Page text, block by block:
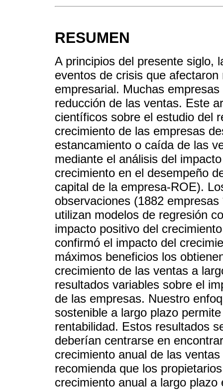
RESUMEN
A principios del presente siglo,
eventos de crisis que
empresarial. Muchas
reducción de las ventas. Este
científicos sobre el estudio del
crecimiento de las empresas
estancamiento o caída de las
mediante el análisis del
crecimiento en el desempeño
capital de la empresa-ROE).
observaciones (1882
utilizan modelos de regresión
impacto positivo del
confirmó el impacto del
máximos beneficios los
crecimiento de las ventas a
resultados variables sobre el
de las empresas. Nuestro
sostenible a largo plazo
rentabilidad. Estos resultados
deberían centrarse en
crecimiento anual de las
recomienda que los
crecimiento anual a largo